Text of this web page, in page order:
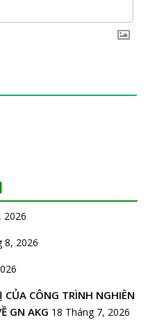
2026
8, 2026
CỦA CÔNG TRÌNH NGHIÊN
GN AKG 18 Tháng 7, 2026